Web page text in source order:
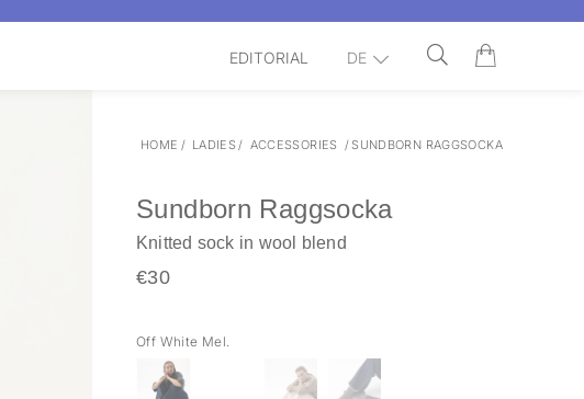
EDITORIAL DE
HOME / LADIES / ACCESSORIES /SUNDBORN RAGGSOCKA
Sundborn Raggsocka
Knitted sock in wool blend
€30
Off White Mel.